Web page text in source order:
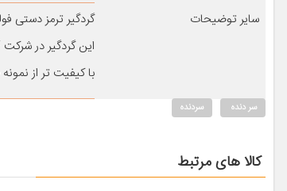
سایر توضیحات
گردگیر ترمز دستی
این گردگیر در شرکت TBF تولید میشود
با کیفیت تر از
سر دنده سردنده
کالا های مرتبط